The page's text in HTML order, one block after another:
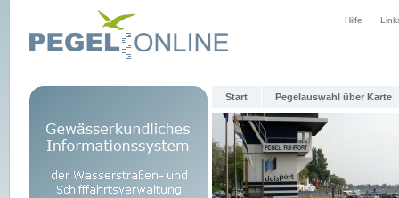
Hilfe
Start Pegelauswahl über Karte